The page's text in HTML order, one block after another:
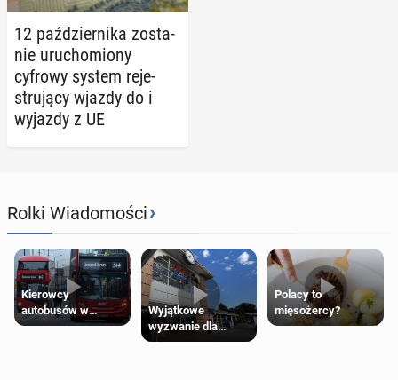
12 paź­dzier­ni­ka zo­sta­
nie uru­cho­mio­ny
cyfrowy system re­je­
stru­ją­cy wjazdy do i
wyjazdy z UE
Rolki Wiadomości›
Kierowcy
autobusów w
Londynie
Wyjątkowe
wyzwanie dla
posiadaczy kart
Polacy to
mięsożercy?